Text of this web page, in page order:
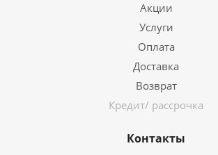
Акции
Услуги
Оплата
Доставка
Возврат
Кредит/ рассрочка
Контакты